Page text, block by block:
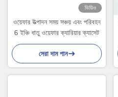
ভিডিও
ওয়েফার উত্পাদন সময় সঞ্চয় এবং পরিবহন
6 ইঞ্চি ধাতু ওয়েফার ক্যারিয়ার ক্যাসেট
সেরা দাম পান